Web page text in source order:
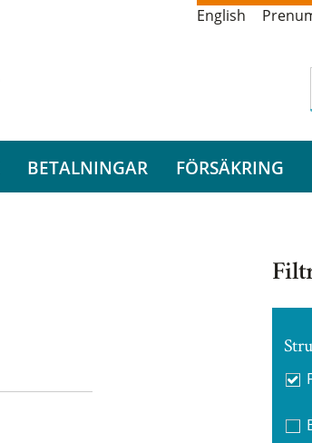
English
BETALNINGAR FÖRSÄKRING